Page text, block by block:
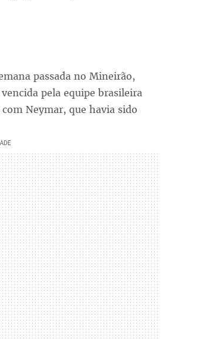
passada no Mineirão,
pela equipe brasileira
Neymar, que havia sido